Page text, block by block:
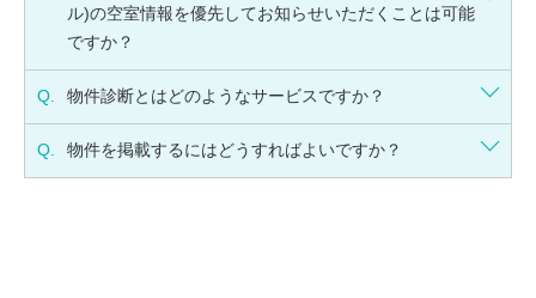
ル)の空室情報を優先してお知らせいただくことは可能
ですか？
Q. 物件診断とはどのようなサービスですか？
Q. 物件を掲載するにはどうすればよいですか？